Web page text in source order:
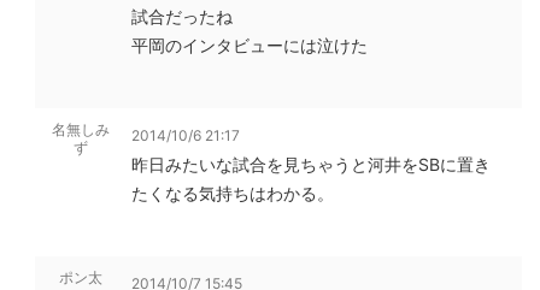
試合だったね
平岡のインタビューには泣けた
名無しみ
ず
2014/10/6 21:17
昨日みたいな試合を見ちゃうと河井をSBに置き
たくなる気持ちはわかる。
ポン太 2014/10/7 15:45